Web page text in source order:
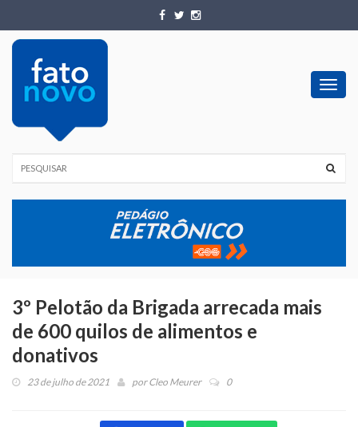
3º Pelotão da Brigada arrecada mais
de 600 quilos de alimentos e
donativos
23 de julho de 2021 porCleo Meurer 0